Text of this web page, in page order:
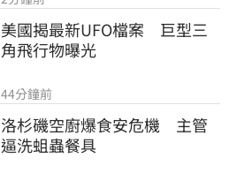
美國揭最新UFO檔案　巨型三
角飛行物曝光
44分鐘前
洛杉磯空廚爆食安危機　主管
逼洗蛆蟲餐具